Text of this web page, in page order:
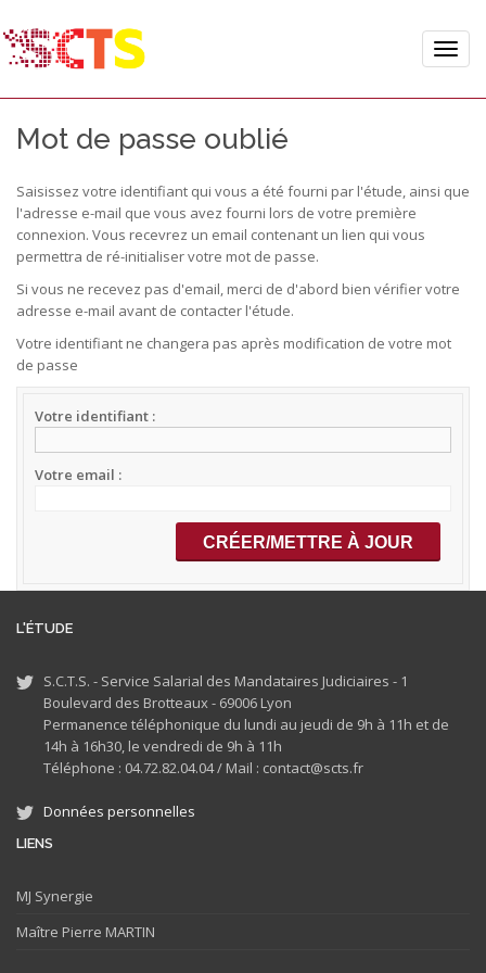
Toggle
Mot de passe oublié
Saisissez votre identifiant qui vous a été fourni par l'étude, ainsi que
l'adresse e-mail que vous avez fourni lors de votre première
connexion. Vous recevrez un email contenant un lien qui vous
permettra de ré-initialiser votre mot de passe.
Si vous ne recevez pas d'email, merci de d'abord bien vérifier votre
adresse e-mail avant de contacter l'étude.
Votre identifiant ne changera pas après modification de votre mot
de passe
Votre identifiant
Votre email
L'ÉTUDE
S.C.T.S. - Service Salarial des Mandataires Judiciaires - 1
Boulevard des Brotteaux - 69006 Lyon
Permanence téléphonique du lundi au jeudi de 9h à 11h et de
14h à 16h30, le vendredi de 9h à 11h
Téléphone : 04.72.82.04.04 / Mail : contact@scts.fr
Données personnelles
LIENS
MJ Synergie
Maître Pierre MARTIN